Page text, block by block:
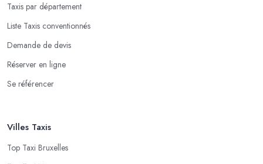
Taxis par département
Liste Taxis conventionnés
Demande de devis
Réserver en ligne
Se référencer
Villes Taxis
Top Taxi Bruxelles